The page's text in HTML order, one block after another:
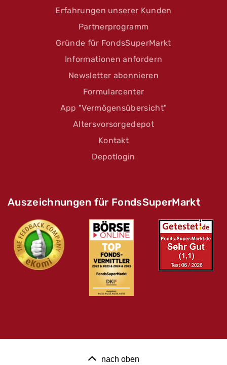
Erfahrungen unserer Kunden
Partnerprogramm
Gründe für FondsSuperMarkt
Informationen anfordern
Newsletter abonnieren
Formularcenter
App "Vermögensübersicht"
Altersvorsorgedepot
Kontakt
Depotlogin
Auszeichnungen für FondsSuperMarkt
nach oben